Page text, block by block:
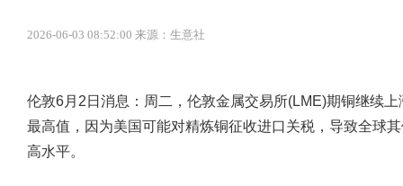
2026-06-03 08:52:00 来源：生意社
伦敦6月2日消息：周二，伦敦金属交易所(LME)期铜继续
最高值，因为美国可能对精炼铜征收进口关税，导致全球
高水平。